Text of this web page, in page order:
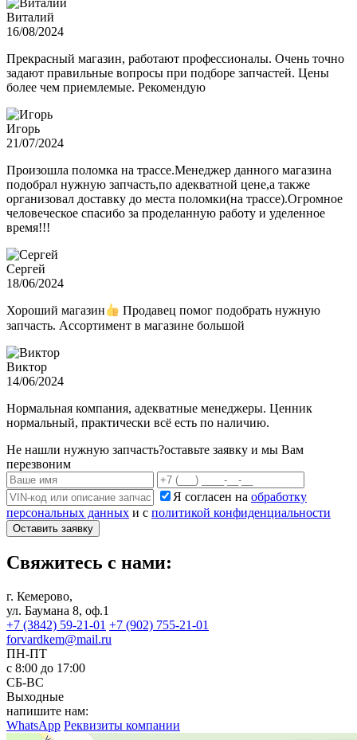
Виталий
16/08/2024
Прекрасный магазин, работают профессионалы. Очень точно
задают правильные вопросы при подборе запчастей. Цены
более чем приемлемые. Рекомендую
Игорь
21/07/2024
Произошла поломка на трассе.Менеджер данного магазина
подобрал нужную запчасть,по адекватной цене,а также
организовал доставку до места поломки(на трассе).Огромное
человеческое спасибо за проделанную работу и уделенное
время!!!
Сергей
18/06/2024
Хороший магазин
Продавец помог подобрать нужную
запчасть. Ассортимент в магазине большой
Виктор
14/06/2024
Нормальная компания, адекватные менеджеры. Ценник
нормальный, практически всё есть по наличию.
Не нашли нужную запчасть?оставьте заявку и мы Вам
перезвоним
Я согласен на обработку
персональных данных и с политикой конфиденциальности
Оставить заявку
Свяжитесь с нами:
г. Кемерово,
ул. Баумана 8, оф.1
+7 (3842) 59-21-01 +7 (902) 755-21-01
forvardkem@mail.ru
ПН-ПТ
с 8:00 до 17:00
СБ-ВС
Выходные
напишите нам:
WhatsApp Реквизиты компании